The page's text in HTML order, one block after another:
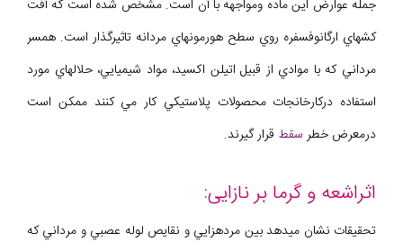
جمله عوارض اين ماده ومواجهه با آن است. مشخص شده است که آفت
کشهاي ارگانوفسفره روي سطح هورمونهاي مردانه تاثيرگذار است. همسر
مرداني که با موادي از قبيل اتيلن اکسيد، مواد شيميايي، حلالهاي مورد
استفاده درکارخانجات محصولات پلاستيکي کار مي کنند ممکن است
درمعرض خطر سقط قرار گيرند.
اثراشعه و گرما بر نازایی:
تحقيقات نشان ميدهد بين مردهزايي و نقايص لوله عصبي و مرداني که